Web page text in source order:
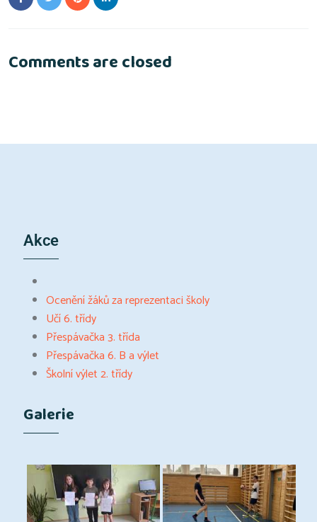
Comments are closed
Akce
Ocenění žáků za reprezentaci školy
Učí 6. třídy
Přespávačka 3. třída
Přespávačka 6. B a výlet
Školní výlet 2. třídy
Galerie